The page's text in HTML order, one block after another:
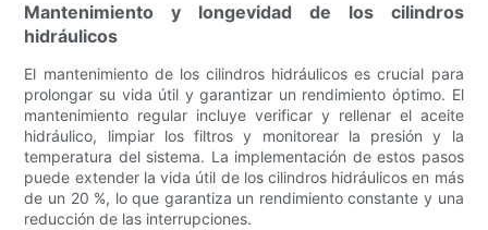
Mantenimiento y longevidad de los cilindros
hidráulicos
El mantenimiento de los cilindros hidráulicos es crucial para
prolongar su vida útil y garantizar un rendimiento óptimo. El
mantenimiento regular incluye verificar y rellenar el aceite
hidráulico, limpiar los filtros y monitorear la presión y la
temperatura del sistema. La implementación de estos pasos
puede extender la vida útil de los cilindros hidráulicos en más
de un 20 %, lo que garantiza un rendimiento constante y una
reducción de las interrupciones.